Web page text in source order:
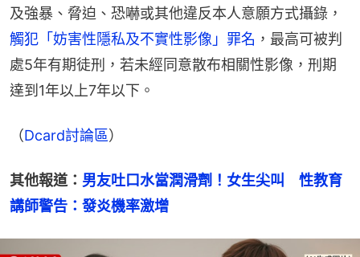
及強暴、脅迫、恐嚇或其他違反本人意願方式攝錄，
觸犯「妨害性隱私及不實性影像」罪名 ，最高可被判
處5年有期徒刑，若未經同意散布相關性影像，刑期
達到1年以上7年以下。
（Dcard討論區）
其他報道： 男友吐口水當潤滑劑！女生尖叫　性教育
講師警告：發炎機率激增